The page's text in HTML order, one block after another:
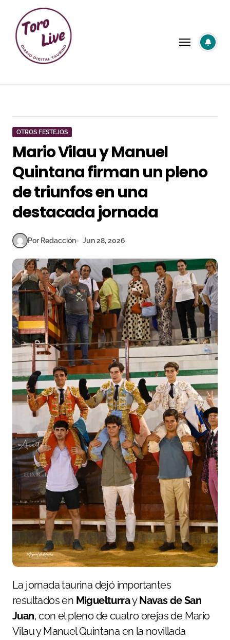
contenido
OTROS FESTEJOS
Mario Vilau y Manuel
Quintana firman un pleno
de triunfos en una
destacada jornada
Por Redacción Jun 28, 2026
La jornada taurina dejó importantes
resultados en MiguelturrayNavas de San
Juan, con el pleno de cuatro orejas de Mario
Vilau y Manuel Quintana en la novillada